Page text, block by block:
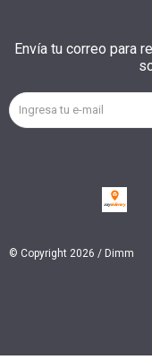
Envía tu correo para
© Copyright 2026 / Dimm